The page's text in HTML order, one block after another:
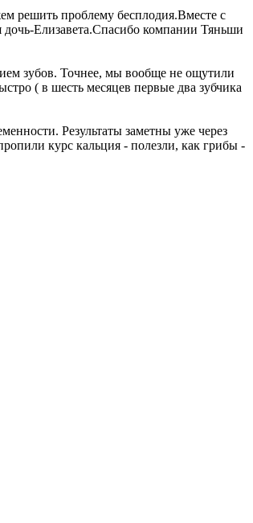
решить проблему бесплодия.Вместе с
Елизавета.Спасибо компании Тяньши
зубов. Точнее, мы вообще не ощутили
( в шесть месяцев первые два зубчика
Результаты заметны уже через
курс кальция - полезли, как грибы -